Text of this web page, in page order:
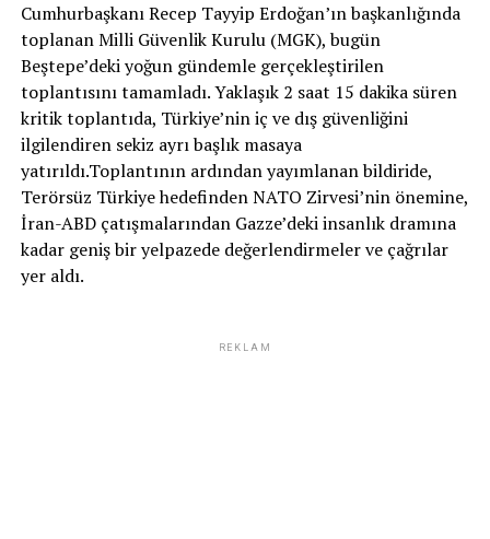
Cumhurbaşkanı Recep Tayyip Erdoğan’ın başkanlığında
toplanan Milli Güvenlik Kurulu (MGK), bugün
Beştepe’deki yoğun gündemle gerçekleştirilen
toplantısını tamamladı. Yaklaşık 2 saat 15 dakika süren
kritik toplantıda, Türkiye’nin iç ve dış güvenliğini
ilgilendiren sekiz ayrı başlık masaya
yatırıldı.Toplantının ardından yayımlanan bildiride,
Terörsüz Türkiye hedefinden NATO Zirvesi’nin önemine,
İran-ABD çatışmalarından Gazze’deki insanlık dramına
kadar geniş bir yelpazede değerlendirmeler ve çağrılar
yer aldı.
REKLAM